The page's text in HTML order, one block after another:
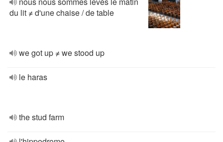
du lit ≠ d'une chaise / de table
we got up ≠ we stood up
le haras
the stud farm